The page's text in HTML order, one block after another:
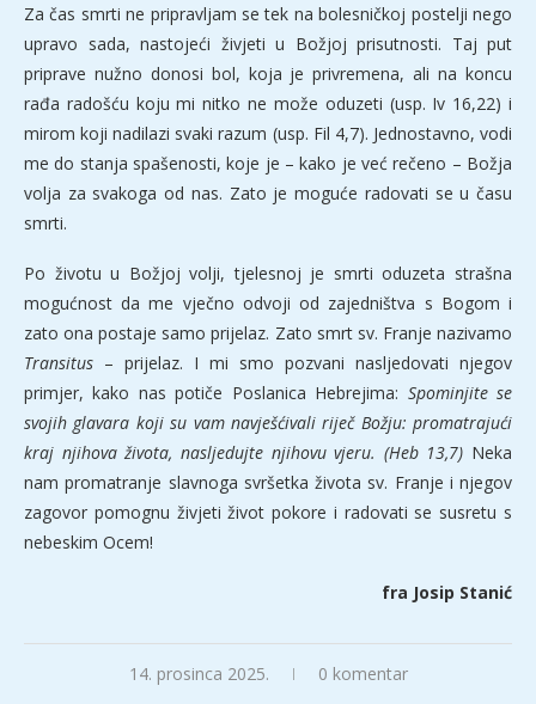
Za čas smrti ne pripravljam se tek na bolesničkoj postelji nego
upravo sada, nastojeći živjeti u Božjoj prisutnosti. Taj put
priprave nužno donosi bol, koja je privremena, ali na koncu
rađa radošću koju mi nitko ne može oduzeti (usp. Iv 16,22) i
mirom koji nadilazi svaki razum (usp. Fil 4,7). Jednostavno, vodi
me do stanja spašenosti, koje je – kako je već rečeno – Božja
volja za svakoga od nas. Zato je moguće radovati se u času
smrti.
Po životu u Božjoj volji, tjelesnoj je smrti oduzeta strašna
mogućnost da me vječno odvoji od zajedništva s Bogom i
zato ona postaje samo prijelaz. Zato smrt sv. Franje nazivamo
Transitus – prijelaz. I mi smo pozvani nasljedovati njegov
primjer, kako nas potiče Poslanica Hebrejima: Spominjite se
svojih glavara koji su vam navješćivali riječ Božju: promatrajući
kraj njihova života, nasljedujte njihovu vjeru. (Heb 13,7) Neka
nam promatranje slavnoga svršetka života sv. Franje i njegov
zagovor pomognu živjeti život pokore i radovati se susretu s
nebeskim Ocem!
fra Josip Stanić
14. prosinca 2025. 0 komentar